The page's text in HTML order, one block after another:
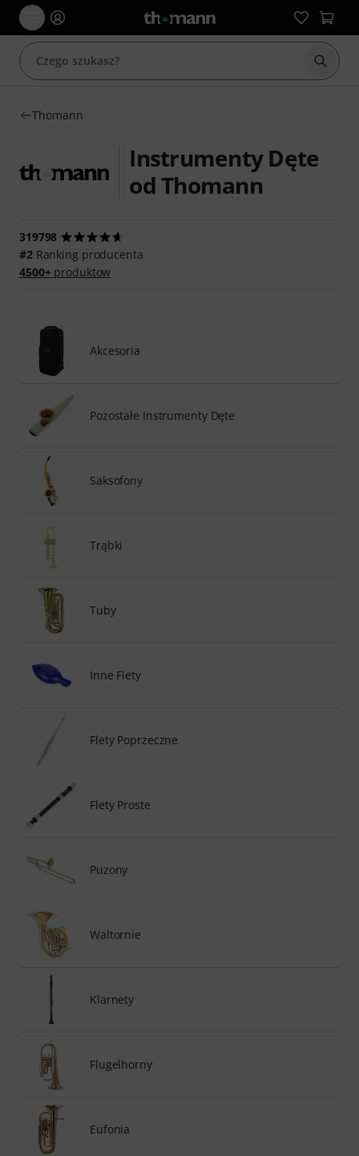
Thomann
Instrumenty Dęte
od Thomann
319798
#2Ranking producenta
4500+produktow
Akcesoria
Pozostałe Instrumenty Dęte
Saksofony
Trąbki
Tuby
Inne Flety
Flety Poprzeczne
Flety Proste
Puzony
Waltornie
Klarnety
Flugelhorny
Eufonia